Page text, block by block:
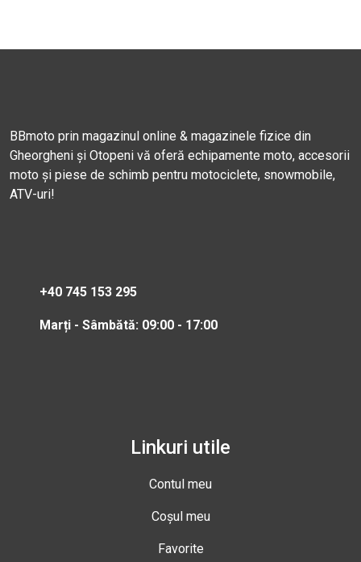
BBmoto prin magazinul online & magazinele fizice din
Gheorgheni și Otopeni vă oferă echipamente moto, accesorii
moto și piese de schimb pentru motociclete, snowmobile,
ATV-uri!
+40 745 153 295
Marți - Sâmbătă: 09:00 - 17:00
Linkuri utile
Contul meu
Coșul meu
Favorite